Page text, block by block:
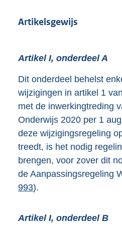
Artikelsgewijs
Artikel I, onderdeel A
Dit onderdeel behelst
wijzigingen in artikel 1
met de inwerkingtreding
Onderwijs 2020 per 1
deze wijzigingsregeling
treedt, is het nodig
brengen, voor zover dit
de Aanpassingsregeling
993).
Artikel I, onderdeel B